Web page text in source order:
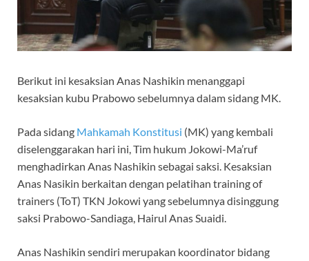
Berikut ini kesaksian Anas Nashikin menanggapi
kesaksian kubu Prabowo sebelumnya dalam sidang MK.
Pada sidang Mahkamah Konstitusi (MK) yang kembali
diselenggarakan hari ini, Tim hukum Jokowi-Ma’ruf
menghadirkan Anas Nashikin sebagai saksi. Kesaksian
Anas Nasikin berkaitan dengan pelatihan training of
trainers (ToT) TKN Jokowi yang sebelumnya disinggung
saksi Prabowo-Sandiaga, Hairul Anas Suaidi.
Anas Nashikin sendiri merupakan koordinator bidang